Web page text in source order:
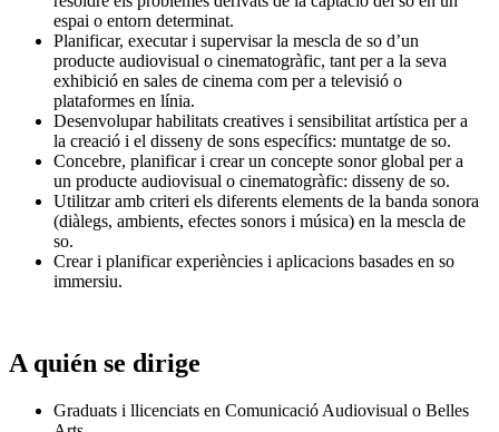
espai o entorn determinat.
Planificar, executar i supervisar la mescla de so d’un
producte audiovisual o cinematogràfic, tant per a la seva
exhibició en sales de cinema com per a televisió o
plataformes en línia.
Desenvolupar habilitats creatives i sensibilitat artística per a
la creació i el disseny de sons específics: muntatge de so.
Concebre, planificar i crear un concepte sonor global per a
un producte audiovisual o cinematogràfic: disseny de so.
Utilitzar amb criteri els diferents elements de la banda sonora
(diàlegs, ambients, efectes sonors i música) en la mescla de
so.
Crear i planificar experiències i aplicacions basades en so
immersiu.
A quién se dirige
Graduats i llicenciats en Comunicació Audiovisual o Belles